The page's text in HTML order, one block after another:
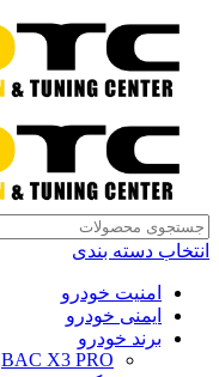
انتخاب دسته بندی
امنیت خودرو
ایمنی خودرو
برند خودرو
BAC X3 PRO